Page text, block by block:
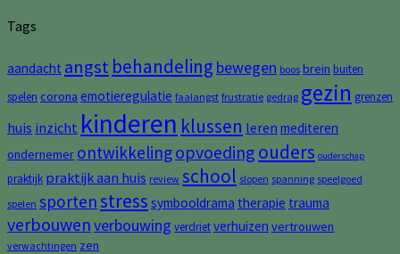
Tags
aandacht angst behandeling bewegen boos brein buiten
spelen corona emotieregulatie faalangst frustratie gedrag gezin grenzen
huis inzicht kinderen klussen leren mediteren
ondernemer ontwikkelingopvoeding ouders ouderschap
praktijk praktijk aan huis review school slopen spanning speelgoed
spelen sportenstress symbooldrama therapie trauma
verbouwenverbouwing verdrietverhuizen vertrouwen
verwachtingen zen